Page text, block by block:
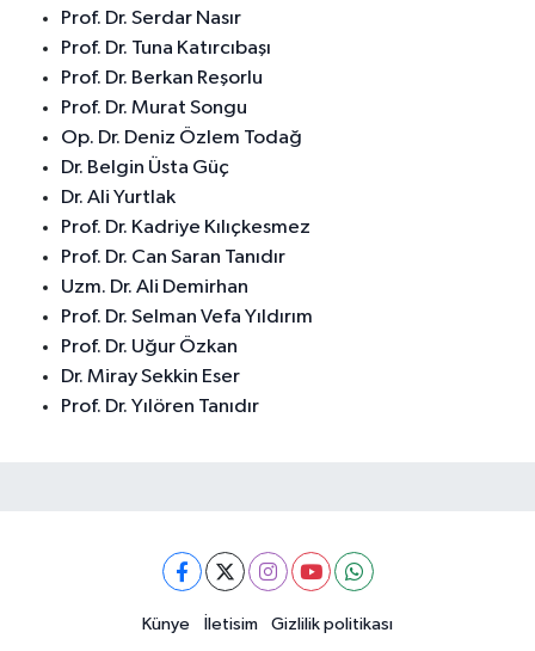
Prof. Dr. Serdar Nasır
Prof. Dr. Tuna Katırcıbaşı
Prof. Dr. Berkan Reşorlu
Prof. Dr. Murat Songu
Op. Dr. Deniz Özlem Todağ
Dr. Belgin Üsta Güç
Dr. Ali Yurtlak
Prof. Dr. Kadriye Kılıçkesmez
Prof. Dr. Can Saran Tanıdır
Uzm. Dr. Ali Demirhan
Prof. Dr. Selman Vefa Yıldırım
Prof. Dr. Uğur Özkan
Dr. Miray Sekkin Eser
Prof. Dr. Yılören Tanıdır
Künye İletisim Gizlilik politikası